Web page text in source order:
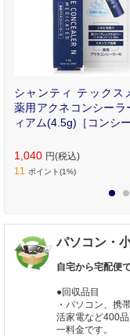
シャンティ テックス
薬用アクネコンシーラ
ィアム(4.5g)［コンシー
1,040 円(税込)
11
ポイント(1%)
パソコン・
自宅から宅配便
●回収品目
・パソコン、携
活家電など400
一料金です。